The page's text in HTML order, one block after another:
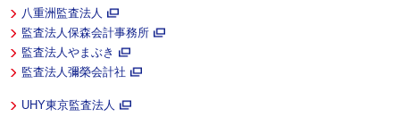
八重洲監査法人
監査法人保森会計事務所
監査法人やまぶき
監査法人彌榮会計社
UHY東京監査法人